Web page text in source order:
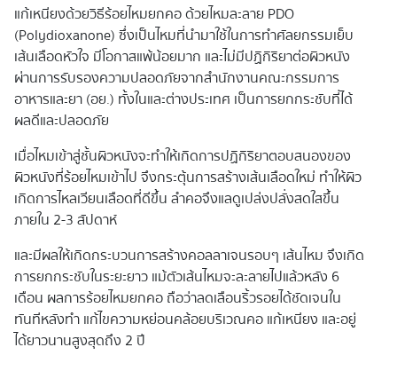
แก้เหนียงด้วยวิธีร้อยไหมยกคอ ด้วยไหมละลาย PDO
(Polydioxanone) ซึ่งเป็นไหมที่นำมาใช้ในการทำศัลยกรรมเย็บ
เส้นเลือดหัวใจ มีโอกาสแพ้น้อยมาก และไม่มีปฏิกิริยาต่อผิวหนัง
ผ่านการรับรองความปลอดภัยจากสำนักงานคณะกรรมการ
อาหารและยา (อย.) ทั้งในและต่างประเทศ เป็นการยกกระชับที่ได้
ผลดีและปลอดภัย
เมื่อไหมเข้าสู่ชั้นผิวหนังจะทำให้เกิดการปฏิกิริยาตอบสนองของ
ผิวหนังที่ร้อยไหมเข้าไป จึงกระตุ้นการสร้างเส้นเลือดใหม่ ทำให้ผิว
เกิดการไหลเวียนเลือดที่ดีขึ้น ลำคอจึงแลดูเปล่งปลั่งสดใสขึ้น
ภายใน 2-3 สัปดาห์
และมีผลให้เกิดกระบวนการสร้างคอลลาเจนรอบๆ เส้นไหม จึงเกิด
การยกกระชับในระยะยาว แม้ตัวเส้นไหมจะละลายไปแล้วหลัง 6
เดือน ผลการร้อยไหมยกคอ ถือว่าลดเลือนริ้วรอยได้ชัดเจนใน
ทันทีหลังทำ แก้ไขความหย่อนคล้อยบริเวณคอ แก้เหนียง และอยู่
ได้ยาวนานสูงสุดถึง 2 ปี